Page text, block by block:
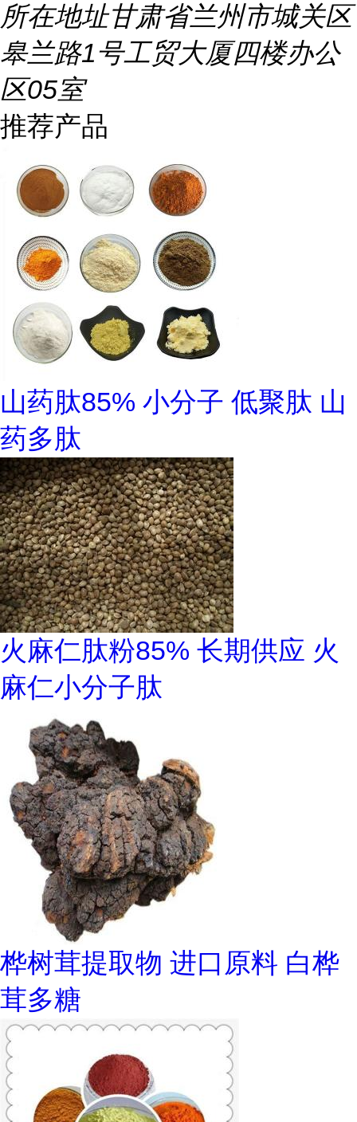
所在地址甘肃省兰州市城关区
皋兰路1号工贸大厦四楼办公
区05室
推荐产品
山药肽85% 小分子 低聚肽 山
药多肽
火麻仁肽粉85% 长期供应 火
麻仁小分子肽
桦树茸提取物 进口原料 白桦
茸多糖